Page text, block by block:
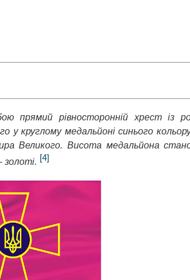
прямий рівносторонній хрест із
у круглому медальйоні синього
Великого. Висота медальйона
[4]